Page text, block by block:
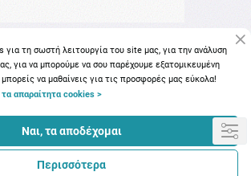
για τη σωστή λειτουργία του site μας, για την ανάλυση
για να μπορούμε να σου παρέχουμε εξατομικευμένη
να μαθαίνεις για τις προσφορές μας εύκολα!
απαραίτητα cookies >
Ναι, τα αποδέχομαι
Περισσότερα